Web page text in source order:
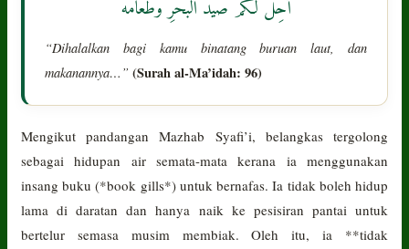
أُحِلَّ لَكُمْ صَيْدُ الْبَحْرِ وَطَعَامُهُ
“Dihalalkan bagi kamu binatang buruan laut, dan
makanannya…” (Surah al-Ma’idah: 96)
Mengikut pandangan Mazhab Syafi’i, belangkas tergolong
sebagai hidupan air semata-mata kerana ia menggunakan
insang buku (*book gills*) untuk bernafas. Ia tidak boleh hidup
lama di daratan dan hanya naik ke pesisiran pantai untuk
bertelur semasa musim membiak. Oleh itu, ia **tidak